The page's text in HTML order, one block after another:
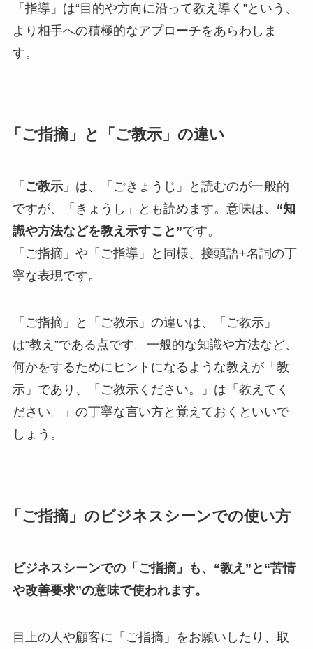
「指導」は“目的や方向に沿って教え導く”という、
より相手への積極的なアプローチをあらわしま
す。
「ご指摘」と「ご教示」の違い
「 ご教示」は、「ごきょうじ」と読むのが一般的
ですが、「きょうし」とも読めます。意味は、 “知
識や方法などを教え示すこと”です。
「ご指摘」や「ご指導」と同様、接頭語+名詞の丁
寧な表現です。
「ご指摘」と「ご教示」の違いは、「ご教示」
は“教え”である点です。一般的な知識や方法など、
何かをするためにヒントになるような教えが「教
示」であり、「ご教示ください。」は「教えてく
ださい。」の丁寧な言い方と覚えておくといいで
しょう。
「ご指摘」のビジネスシーンでの使い方
ビジネスシーンでの「ご指摘」も、“教え”と“苦情
や改善要求”の意味で使われます。
目上の人や顧客に「ご指摘」をお願いしたり、取